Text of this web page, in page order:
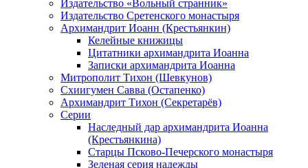
Издательство «Вольный странник»
Издательство Сретенского монастыря
Архимандрит Иоанн (Крестьянкин)
Келейные книжицы
Цитатники архимандрита Иоанна
Записки архимандрита Иоанна
Митрополит Тихон (Шевкунов)
Схиигумен Савва (Остапенко)
Архимандрит Тихон (Секретарёв)
Серии
Наследный дар архимандрита Иоанна
(Крестьянкина)
Старцы Псково-Печерского монастыря
Зеленая серия надежды